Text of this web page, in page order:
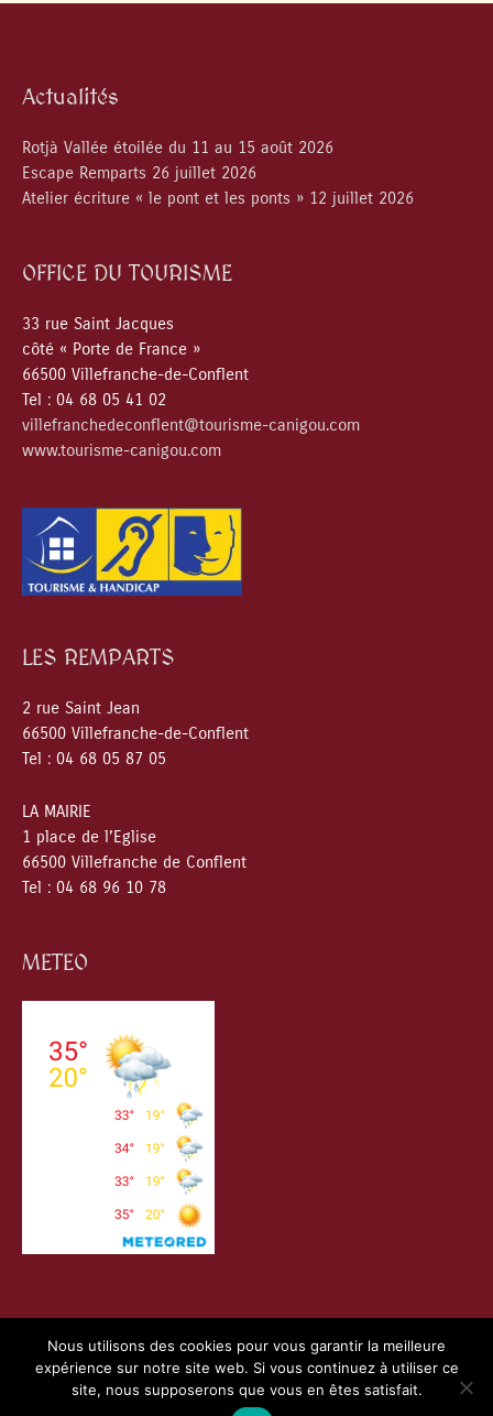
Actualités
Rotjà Vallée étoilée du 11 au 15 août 2026
Escape Remparts 26 juillet 2026
Atelier écriture « le pont et les ponts » 12 juillet 2026
OFFICE DU TOURISME
33 rue Saint Jacques
côté « Porte de France »
66500 Villefranche-de-Conflent
Tel : 04 68 05 41 02
villefranchedeconflent@tourisme-canigou.com
www.tourisme-canigou.com
LES REMPARTS
2 rue Saint Jean
66500 Villefranche-de-Conflent
Tel : 04 68 05 87 05
LA MAIRIE
1 place de l’Eglise
66500 Villefranche de Conflent
Tel : 04 68 96 10 78
METEO
Copyright © 2026 Villefranche de Conflent
| Création
Mentions Légales
Nous utilisons des cookies pour vous garantir la meilleure
expérience sur notre site web. Si vous continuez à utiliser ce
site, nous supposerons que vous en êtes satisfait.